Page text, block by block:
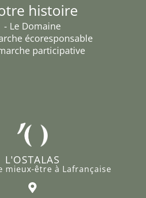
histoire
- Le Domaine
écoresponsable
participative
L'OSTALAS
mieux-être à Lafrançaise